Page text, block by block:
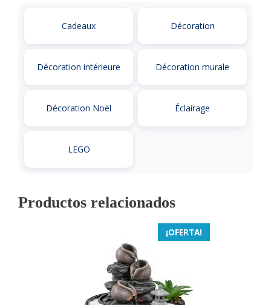
Cadeaux Décoration
Décoration intérieure Décoration murale
Décoration Noël Éclairage
LEGO
Productos relacionados
¡OFERTA!